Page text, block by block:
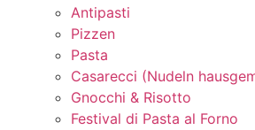
Antipasti
Pizzen
Pasta
Casarecci (Nudeln
Gnocchi & Risotto
Festival di Pasta al Forno